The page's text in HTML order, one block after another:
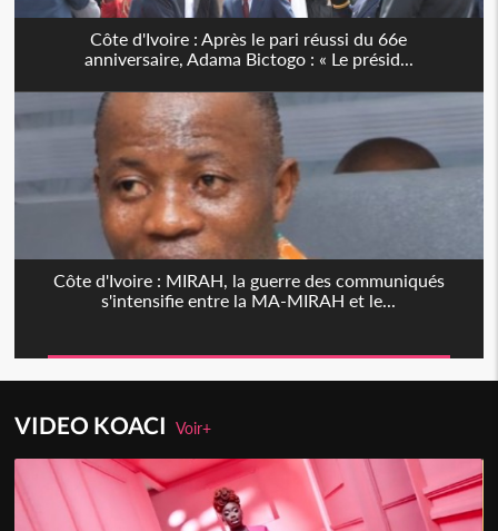
Côte d'Ivoire : Après le pari réussi du 66e
anniversaire, Adama Bictogo : « Le présid...
Côte d'Ivoire : MIRAH, la guerre des communiqués
s'intensifie entre la MA-MIRAH et le...
VIDEO KOACIVoir+